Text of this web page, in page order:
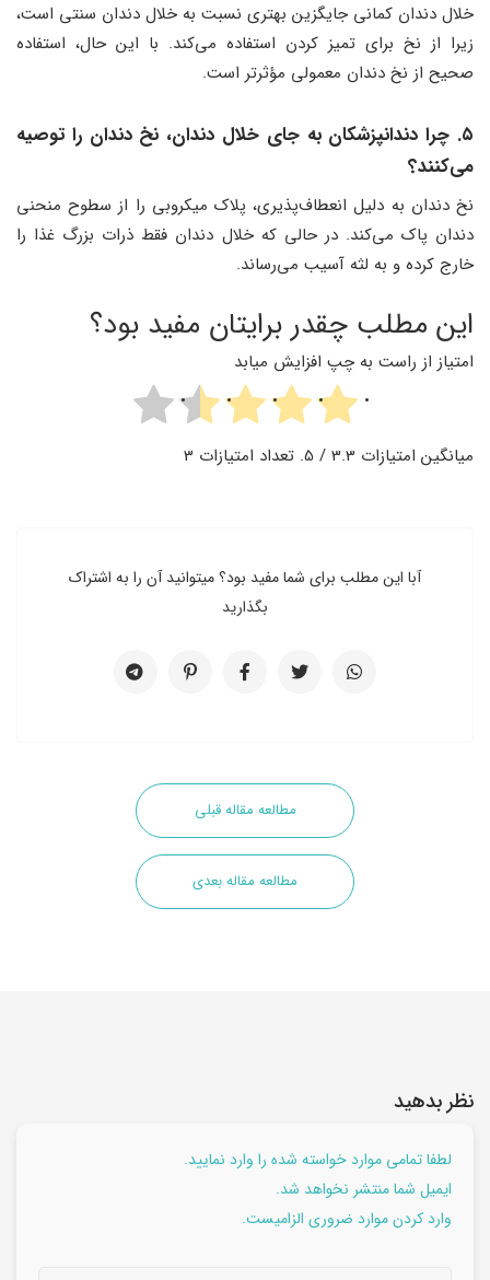
خلال دندان کمانی جایگزین بهتری نسبت به خلال دندان سنتی است،
زیرا از نخ برای تمیز کردن استفاده می‌کند. با این حال، استفاده
صحیح از نخ دندان معمولی مؤثرتر است.
۵. چرا دندانپزشکان به جای خلال دندان، نخ دندان را توصیه
می‌کنند؟
نخ دندان به دلیل انعطاف‌پذیری، پلاک میکروبی را از سطوح منحنی
دندان پاک می‌کند. در حالی که خلال دندان فقط ذرات بزرگ غذا را
خارج کرده و به لثه آسیب می‌رساند.
این مطلب چقدر برایتان مفید بود؟
امتیاز از راست به چپ افزایش میابد
میانگین امتیازات 3.3 / 5. تعداد امتیازات 3
آبا این مطلب برای شما مفید بود؟ میتوانید آن را به اشتراک
بگذارید
مطالعه مقاله قبلی
مطالعه مقاله بعدی
نظر بدهید
لطفا تمامی موارد خواسته شده را وارد نمایید.
ایمیل شما منتشر نخواهد شد.
وارد کردن موارد ضروری الزامیست.